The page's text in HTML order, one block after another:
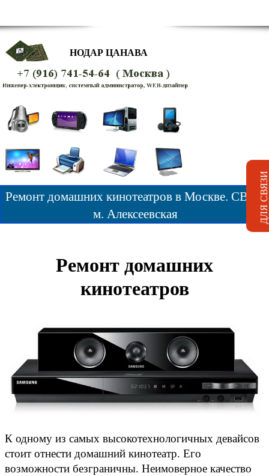
НОДАР ЦАНАВА
Ремонт домашних кинотеатров в Москве. СВАО
м. Алексеевская
Ремонт домашних
кинотеатров
К одному из самых высокотехнологичных девайсов
стоит отнести домашний кинотеатр. Его
возможности безграничны. Неимоверное качество